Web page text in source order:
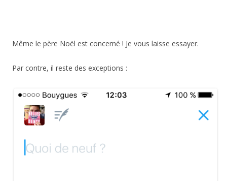
Même le père Noël est concerné ! Je vous laisse essayer.
Par contre, il reste des exceptions :